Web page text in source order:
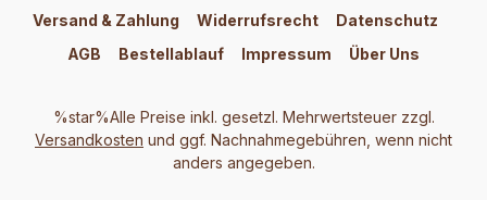
Versand & Zahlung
Widerrufsrecht
Datenschutz
AGB
Bestellablauf Impressum Über Uns
%star%Alle Preise inkl. gesetzl. Mehrwertsteuer zzgl.
Versandkosten und ggf. Nachnahmegebühren, wenn nicht
anders angegeben.